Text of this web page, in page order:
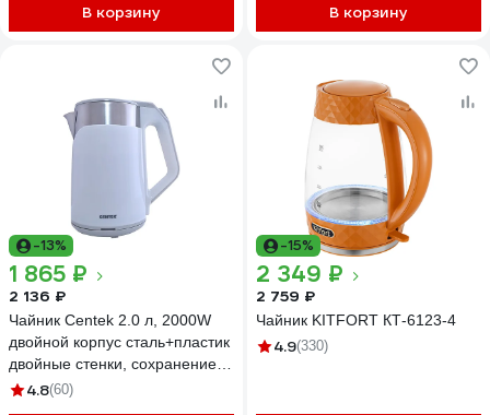
В корзину В корзину
-13%
1 865 ₽
2 136 ₽
Чайник Centek 2.0 л, 2000W
двойной корпус сталь+пластик
двойные стенки, сохранение
тепла CT-0023 White
4.8(60)
-15%
2 349 ₽
2 759 ₽
Чайник KITFORT КТ-6123-4
4.9(330)